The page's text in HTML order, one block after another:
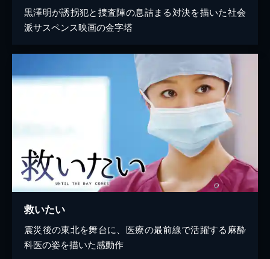
黒澤明が誘拐犯と捜査陣の息詰まる対決を描いた社会
派サスペンス映画の金字塔
救いたい
震災後の東北を舞台に、医療の最前線で活躍する麻酔
科医の姿を描いた感動作